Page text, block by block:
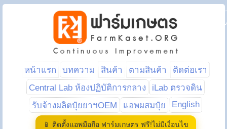
หน้าแรก บทความ สินค้า ตามสินค้า
ติดต่อเรา
Central Lab ห้องปฏิบัติการกลาง
iLab ตรวจดิน
รับจ้างผลิตปุ๋ยยาฯOEM
แอพผสมปุ๋ย English
📱 ติดตั้งแอพมือถือ ฟาร์มเกษตร ฟรี!ไม่มีเงื่อนไข